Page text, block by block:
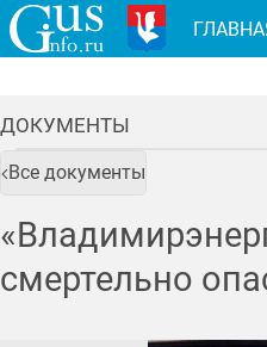
ДОКУМЕНТЫ
Все документы
смертельно